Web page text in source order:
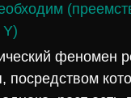
феномен
посредством